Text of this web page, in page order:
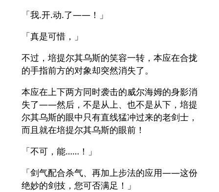
「我.开.动.了——！」
「真是可惜，」
不过，培提尔其乌斯的笑容一转，本应在合拢
的手指前方的对象却突然消失了。
本应在上下两方同时袭击的威尔海姆的身影消
失了——然后，不是从上、也不是从下，培提
尔其乌斯的眼中只有直线猛冲过来的老剑士，
而且就在培提尔其乌斯的眼前！
「不可，能……！」
「剑气配合杀气、再加上步法的应用——这份
绝妙的剑技，您可否满足！」